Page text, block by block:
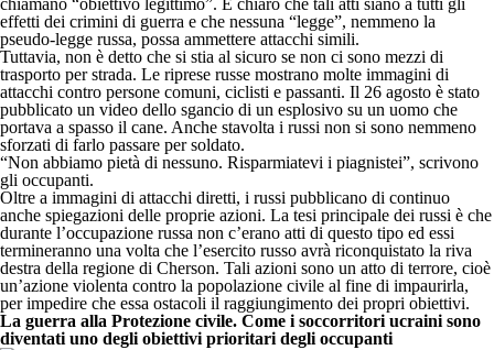
chiamano “obiettivo legittimo”. È chiaro che tali atti siano a tutti gli
effetti dei crimini di guerra e che nessuna “legge”, nemmeno la
pseudo-legge russa, possa ammettere attacchi simili.
Tuttavia, non è detto che si stia al sicuro se non ci sono mezzi di
trasporto per strada. Le riprese russe mostrano molte immagini di
attacchi contro persone comuni, ciclisti e passanti. Il 26 agosto è stato
pubblicato un video dello sgancio di un esplosivo su un uomo che
portava a spasso il cane. Anche stavolta i russi non si sono nemmeno
sforzati di farlo passare per soldato.
“Non abbiamo pietà di nessuno. Risparmiatevi i piagnistei”, scrivono
gli occupanti.
Oltre a immagini di attacchi diretti, i russi pubblicano di continuo
anche spiegazioni delle proprie azioni. La tesi principale dei russi è che
durante l’occupazione russa non c’erano atti di questo tipo ed essi
termineranno una volta che l’esercito russo avrà riconquistato la riva
destra della regione di Cherson. Tali azioni sono un atto di terrore, cioè
un’azione violenta contro la popolazione civile al fine di impaurirla,
per impedire che essa ostacoli il raggiungimento dei propri obiettivi.
La guerra alla Protezione civile. Come i soccorritori ucraini sono
diventati uno degli obiettivi prioritari degli occupanti